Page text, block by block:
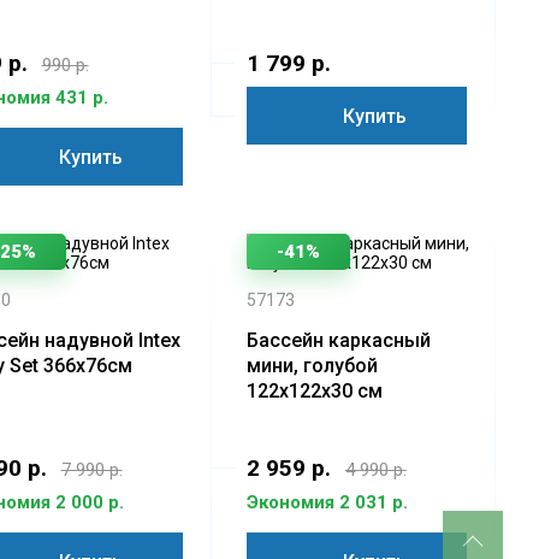
р.
990 р.
431 р.
Купить
1 799 р.
Купить
надувной Intex
Set 366х76см
р.
7 990 р.
2 000 р.
-41%
57173
Бассейн каркасный
мини, голубой
122х122х30 см
2 959 р.
4 990 р.
Экономия 2 031 р.